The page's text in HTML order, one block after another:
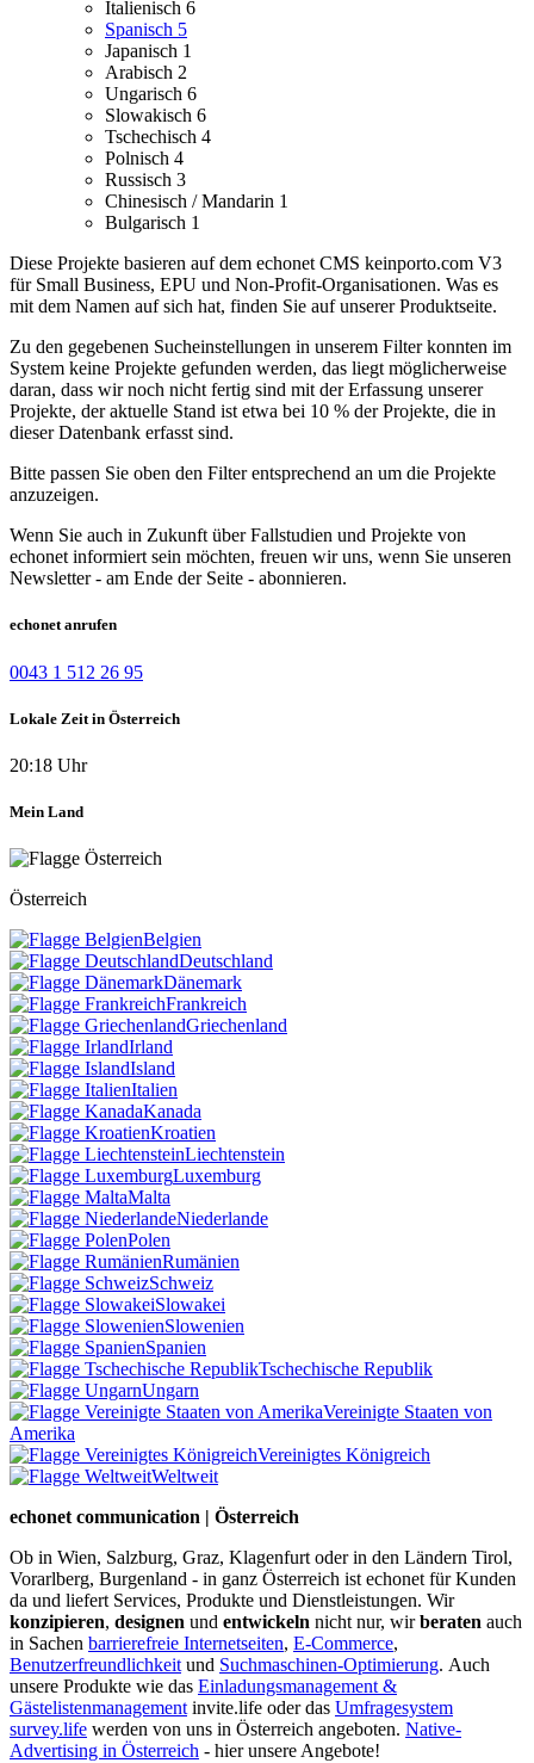
Italienisch 6
Spanisch 5
Japanisch 1
Arabisch 2
Ungarisch 6
Slowakisch 6
Tschechisch 4
Polnisch 4
Russisch 3
Chinesisch / Mandarin 1
Bulgarisch 1
Diese Projekte basieren auf dem echonet CMS keinporto.com V3
für Small Business, EPU und Non-Profit-Organisationen. Was es
mit dem Namen auf sich hat, finden Sie auf unserer Produktseite.
Zu den gegebenen Sucheinstellungen in unserem Filter konnten im
System keine Projekte gefunden werden, das liegt möglicherweise
daran, dass wir noch nicht fertig sind mit der Erfassung unserer
Projekte, der aktuelle Stand ist etwa bei 10 % der Projekte, die in
dieser Datenbank erfasst sind.
Bitte passen Sie oben den Filter entsprechend an um die Projekte
anzuzeigen.
Wenn Sie auch in Zukunft über Fallstudien und Projekte von
echonet informiert sein möchten, freuen wir uns, wenn Sie unseren
Newsletter - am Ende der Seite - abonnieren.
echonet anrufen
0043 1 512 26 95
Lokale Zeit in Österreich
20:18 Uhr
Mein Land
Österreich
Belgien
Deutschland
Dänemark
Frankreich
Griechenland
Irland
Island
Italien
Kanada
Kroatien
Liechtenstein
Luxemburg
Malta
Niederlande
Polen
Rumänien
Schweiz
Slowakei
Slowenien
Spanien
Tschechische Republik
Ungarn
Vereinigte Staaten von
Amerika
Vereinigtes Königreich
Weltweit
echonet communication | Österreich
Ob in Wien, Salzburg, Graz, Klagenfurt oder in den Ländern Tirol,
Vorarlberg, Burgenland - in ganz Österreich ist echonet für Kunden
da und liefert Services, Produkte und Dienstleistungen. Wir
konzipieren, designen und entwickeln nicht nur, wirberaten auch
in Sachen barrierefreie Internetseiten, E-Commerce,
Benutzerfreundlichkeit und Suchmaschinen-Optimierung. Auch
unsere Produkte wie das Einladungsmanagement &
Gästelistenmanagement invite.life oder das Umfragesystem
survey.life werden von uns in Österreich angeboten. Native-
Advertising in Österreich - hier unsere Angebote!